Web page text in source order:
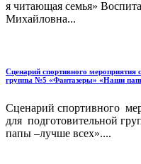
я читающая семья»
Михайловна...
Сценарий спортивного мероприятия
группы №5 «Фантазеры» «Наши
Сценарий спортивного
для подготовительной
папы –лучше всех»....